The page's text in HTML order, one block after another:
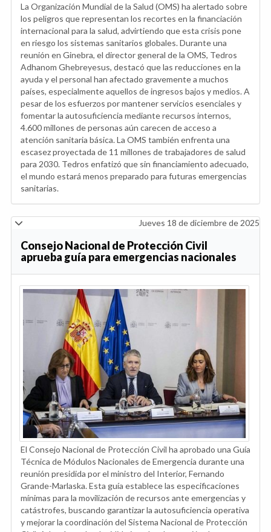
La Organización Mundial de la Salud (OMS) ha alertado sobre
los peligros que representan los recortes en la financiación
internacional para la salud, advirtiendo que esta crisis pone
en riesgo los sistemas sanitarios globales. Durante una
reunión en Ginebra, el director general de la OMS, Tedros
Adhanom Ghebreyesus, destacó que las reducciones en la
ayuda y el personal han afectado gravemente a muchos
países, especialmente aquellos de ingresos bajos y medios. A
pesar de los esfuerzos por mantener servicios esenciales y
fomentar la autosuficiencia mediante recursos internos,
4.600 millones de personas aún carecen de acceso a
atención sanitaria básica. La OMS también enfrenta una
escasez proyectada de 11 millones de trabajadores de salud
para 2030. Tedros enfatizó que sin financiamiento adecuado,
el mundo estará menos preparado para futuras emergencias
sanitarias.
Jueves 18 de diciembre de 2025
Consejo Nacional de Protección Civil
aprueba guía para emergencias nacionales
El Consejo Nacional de Protección Civil ha aprobado una Guía
Técnica de Módulos Nacionales de Emergencia durante una
reunión presidida por el ministro del Interior, Fernando
Grande-Marlaska. Esta guía establece las especificaciones
mínimas para la movilización de recursos ante emergencias y
catástrofes, buscando garantizar la autosuficiencia operativa
y mejorar la coordinación del Sistema Nacional de Protección